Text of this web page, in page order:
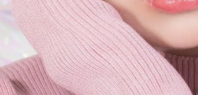
ブログページ